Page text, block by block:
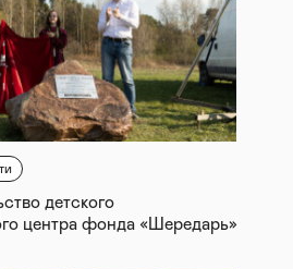
детского
центра фонда «Шередарь»